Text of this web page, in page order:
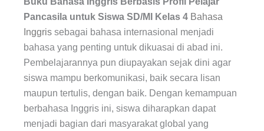
Pancasila untuk Siswa SD/MI Kelas 4 Bahasa
Inggris sebagai bahasa internasional menjadi
bahasa yang penting untuk dikuasai di abad ini.
Pembelajarannya pun diupayakan sejak dini agar
siswa mampu berkomunikasi, baik secara lisan
maupun tertulis, dengan baik. Dengan kemampuan
berbahasa Inggris ini, siswa diharapkan dapat
menjadi bagian dari masyarakat global yang